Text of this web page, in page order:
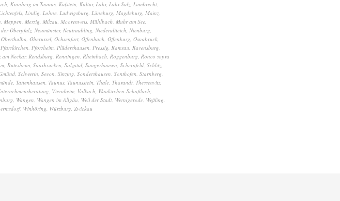
, Kronberg im Taunus, Kufstein, Kultur, Lahr, Lahr-Sulz, Lambrecht,
, Lindig, Lohne, Ludwigsburg, Lüneburg, Magdeburg, Mainz,
, Meppen, Merzig, Milzau, Moorenweis, Mühlbach, Muhr am See,
Oberpfalz, Neumünster, Neutraubling, Niederaltteich, Nienburg,
Oberthulba, Oberursel, Ochsenfurt, Offenbach, Offenburg, Osnabrück,
Pfarrkirchen, Pforzheim, Plüdershausen, Pressig, Ramsau, Ravensburg,
am Neckar, Rendsburg, Renningen, Rheinbach, Roggenburg, Ronco sopra
, Rutesheim, Saarbrücken, Salzatal, Sangerhausen, Schernfeld, Schlitz,
, Schwerin, Seeon, Sinzing, Sondershausen, Sonthofen, Starnberg,
, Tattenhausen, Taunus, Taunusstein, Thale, Tharandt, Thessenvitz,
, Viernheim, Volkach, Waakirchen-Schaftlach,
, Wangen, Wangen im Allgäu, Weil der Stadt, Wernigerode, Weßling,
, Winhöring, Würzburg, Zwickau